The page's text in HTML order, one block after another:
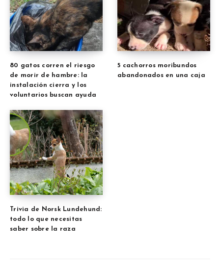
80 gatos corren el riesgo
de morir de hambre: la
instalación cierra y los
voluntarios buscan ayuda
5 cachorros moribundos
abandonados en una caja
Trivia de Norsk Lundehund:
todo lo que necesitas
saber sobre la raza